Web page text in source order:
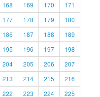
168 169 170
171
177 178 179
180
186 187 188
189
195 196 197
198
204 205 206
207
213 214 215
216
222 223 224
225